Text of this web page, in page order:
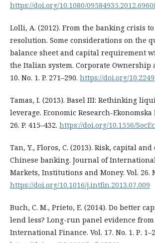
https://doi.org/10.1080/
Lolli, A. (2012). From the banking crisis
resolution. Some considerations on the
balance sheet and capital requirement
the Italian system. Corporate Ownership
10. No. 1. P. 271–290. https://doi.org/
Tamаs, I. (2013). Basel III: Rethinking
leverage. Economic Research-
26. P. 415–432. https://doi.org/10.1556/
Tan, Y., Floros, C. (2013). Risk, capital
Chinese banking. Journal of
Markets, Institutions and Money. Vol. 26.
https://doi.org/10.1016/j.intfin.2013.07.009
Buch, C. M., Prieto, E. (2014). Do better
lend less? Long-run panel evidence from
International Finance. Vol. 17. No. 1. Р.